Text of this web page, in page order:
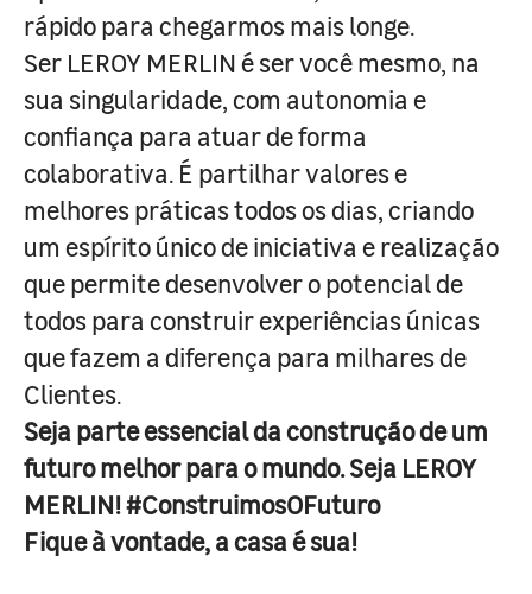
rápido para chegarmos mais longe.
Ser LEROY MERLIN é ser você mesmo, na
sua singularidade, com autonomia e
confiança para atuar de forma
colaborativa. É partilhar valores e
melhores práticas todos os dias, criando
um espírito único de iniciativa e realização
que permite desenvolver o potencial de
todos para construir experiências únicas
que fazem a diferença para milhares de
Clientes.
Seja parte essencial da construção de um
futuro melhor para o mundo. Seja LEROY
MERLIN! #ConstruimosOFuturo
Fique à vontade, a casa é sua!